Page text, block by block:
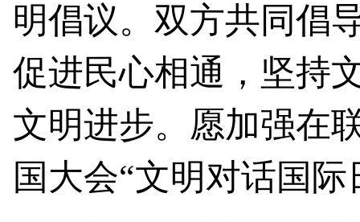
明倡议。双方共同倡
促进民心相通，坚持
文明进步。愿加强在
国大会“文明对话国际